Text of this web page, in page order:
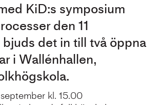
KiD:s symposium
den 11
det in till två öppna
i Wallénhallen,
september kl. 15.00